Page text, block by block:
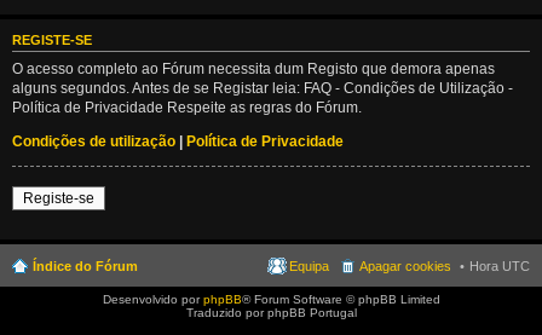
REGISTE-SE
O acesso completo ao Fórum necessita dum Registo que demora apenas
alguns segundos. Antes de se Registar leia: FAQ - Condições de Utilização -
Política de Privacidade Respeite as regras do Fórum.
Condições de utilização | Política de Privacidade
Registe-se
Índice do Fórum Hora UTC
Apagar cookies
Equipa
Desenvolvido porphpBB® Forum Software © phpBB Limited
Traduzido por phpBB Portugal